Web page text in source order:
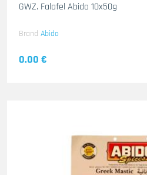
GWZ. Falafel Abido 10x50g
Brand Abido
0.00 €